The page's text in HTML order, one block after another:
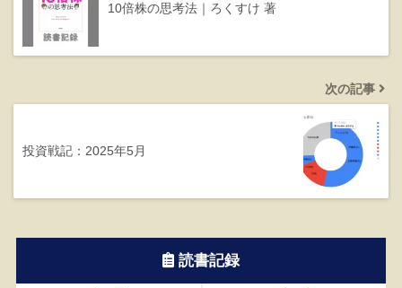
10倍株の思考法｜ろくすけ 著
次の記事
投資戦記：2025年5月
読書記録